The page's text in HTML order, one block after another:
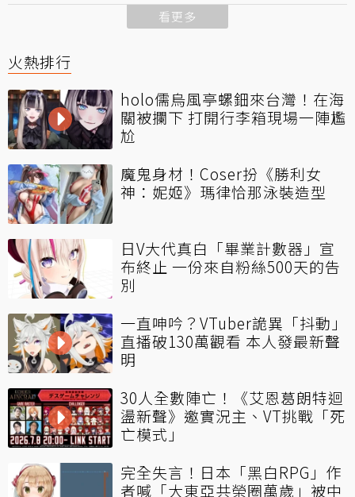
看更多
火熱排行
holo儒烏風亭螺鈿來台灣！在海
關被攔下 打開行李箱現場一陣尷
尬
魔鬼身材！Coser扮《勝利女
神：妮姬》瑪律恰那泳裝造型
日V大代真白「畢業計數器」宣
布終止 一份來自粉絲500天的告
別
一直呻吟？VTuber詭異「抖動」
直播破130萬觀看 本人發最新聲
明
30人全數陣亡！《艾恩葛朗特迴
盪新聲》邀實況主、VT挑戰「死
亡模式」
完全失言！日本「黑白RPG」作
者喊「大東亞共榮圈萬歲」被中